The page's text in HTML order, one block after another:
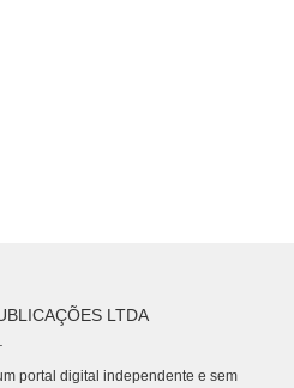
LTDA
portal digital independente e sem